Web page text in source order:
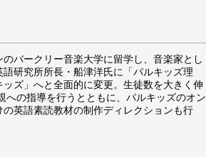
バークリー音楽大学に留学し、音楽家とし
研究所所長・船津洋氏に「パルキッズ理
ズ」へと全面的に変更。生徒数を大きく伸
への指導を行うとともに、パルキッズのオン
英語素読教材の制作ディレクションも行